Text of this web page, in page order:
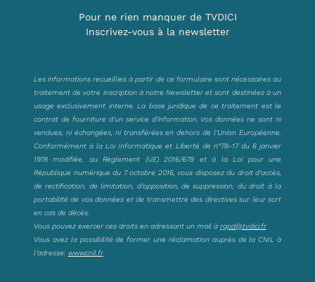
Pour ne rien manquer de TVDICI
Inscrivez-vous à la newsletter
Les informations recueillies à partir de ce formulaire sont nécessaires au
traitement de votre inscription à notre Newsletter et sont destinées à un
usage exclusivement interne. La base juridique de ce traitement est le
contrat de fourniture d’un service d’information. Vos données ne sont ni
vendues, ni échangées, ni transférées en dehors de l’Union Européenne.
Conformément à la Loi Informatique et Liberté de n°78-17 du 6 janvier
1978 modifiée, au Règlement (UE) 2016/679 et à la Loi pour une
République numérique du 7 octobre 2016, vous disposez du droit d’accès,
de rectification, de limitation, d’opposition, de suppression, du droit à la
portabilité de vos données et de transmettre des directives sur leur sort
en cas de décès.
Vous pouvez exercer ces droits en adressant un mail à rgpd@tvdici.fr
Vous avez la possibilité de former une réclamation auprès de la CNIL à
l’adresse: www.cnil.fr